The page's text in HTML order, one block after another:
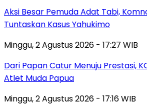
Aksi Besar Pemuda Adat Tabi,
Tuntaskan Kasus Yahukimo
Minggu, 2 Agustus 2026 - 17:27 WIB
Dari Papan Catur Menuju Prestasi,
Atlet Muda Papua
Minggu, 2 Agustus 2026 - 17:16 WIB